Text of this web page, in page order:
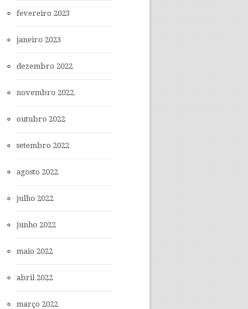
fevereiro 2023
janeiro 2023
dezembro 2022
novembro 2022
outubro 2022
setembro 2022
agosto 2022
julho 2022
junho 2022
maio 2022
abril 2022
março 2022